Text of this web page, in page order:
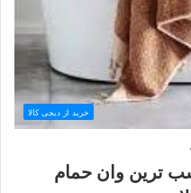
خرید از دیجی کالا
ترین وان حمام